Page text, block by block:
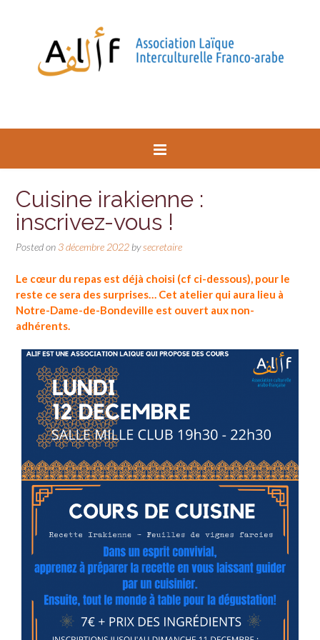
Cuisine irakienne :
inscrivez-vous !
Posted on 3 décembre 2022 bysecretaire
Le cœur du repas est déjà choisi (cf ci-dessous), pour le
reste ce sera des surprises…
Cet atelier qui aura lieu à
Notre-Dame-de-Bondeville est ouvert aux non-
adhérents.